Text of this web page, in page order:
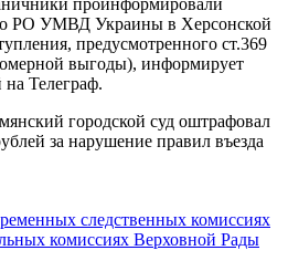
РО УМВД Украины в Херсонской
предусмотренного ст.369
выгоды), информирует
Телеграф.
городской суд оштрафовал
за нарушение правил въезда